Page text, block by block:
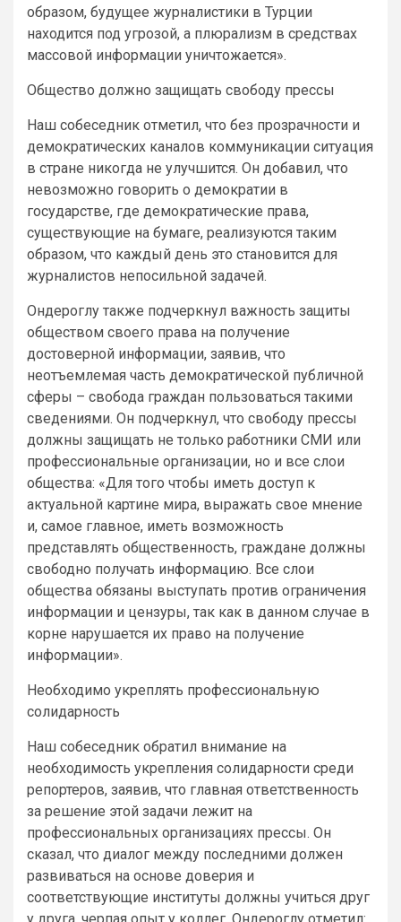
образом, будущее журналистики в Турции
находится под угрозой, а плюрализм в средствах
массовой информации уничтожается».
Общество должно защищать свободу прессы
Наш собеседник отметил, что без прозрачности и
демократических каналов коммуникации ситуация
в стране никогда не улучшится. Он добавил, что
невозможно говорить о демократии в
государстве, где демократические права,
существующие на бумаге, реализуются таким
образом, что каждый день это становится для
журналистов непосильной задачей.
Ондероглу также подчеркнул важность защиты
обществом своего права на получение
достоверной информации, заявив, что
неотъемлемая часть демократической публичной
сферы – свобода граждан пользоваться такими
сведениями. Он подчеркнул, что свободу прессы
должны защищать не только работники СМИ или
профессиональные организации, но и все слои
общества: «Для того чтобы иметь доступ к
актуальной картине мира, выражать свое мнение
и, самое главное, иметь возможность
представлять общественность, граждане должны
свободно получать информацию. Все слои
общества обязаны выступать против ограничения
информации и цензуры, так как в данном случае в
корне нарушается их право на получение
информации».
Необходимо укреплять профессиональную
солидарность
Наш собеседник обратил внимание на
необходимость укрепления солидарности среди
репортеров, заявив, что главная ответственность
за решение этой задачи лежит на
профессиональных организациях прессы. Он
сказал, что диалог между последними должен
развиваться на основе доверия и
соответствующие институты должны учиться друг